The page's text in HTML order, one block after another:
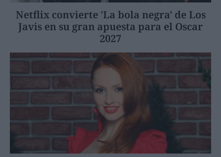
Netflix convierte 'La bola negra' de Los
Javis en su gran apuesta para el Oscar
2027